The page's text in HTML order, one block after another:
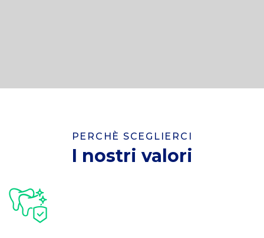
PERCHÈ SCEGLIERCI
I nostri valori